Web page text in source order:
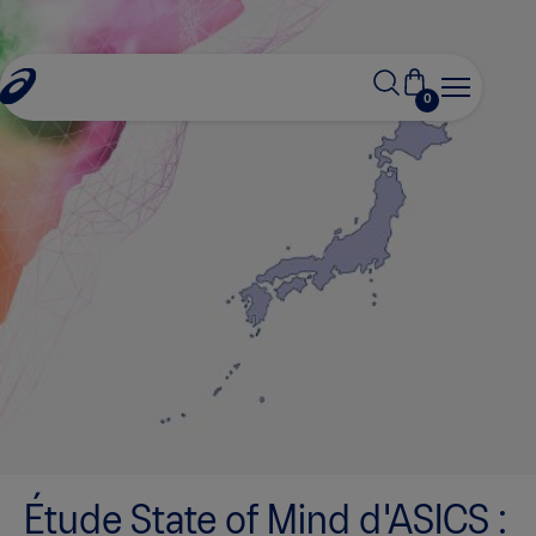
0
Étude State of Mind d'ASICS :